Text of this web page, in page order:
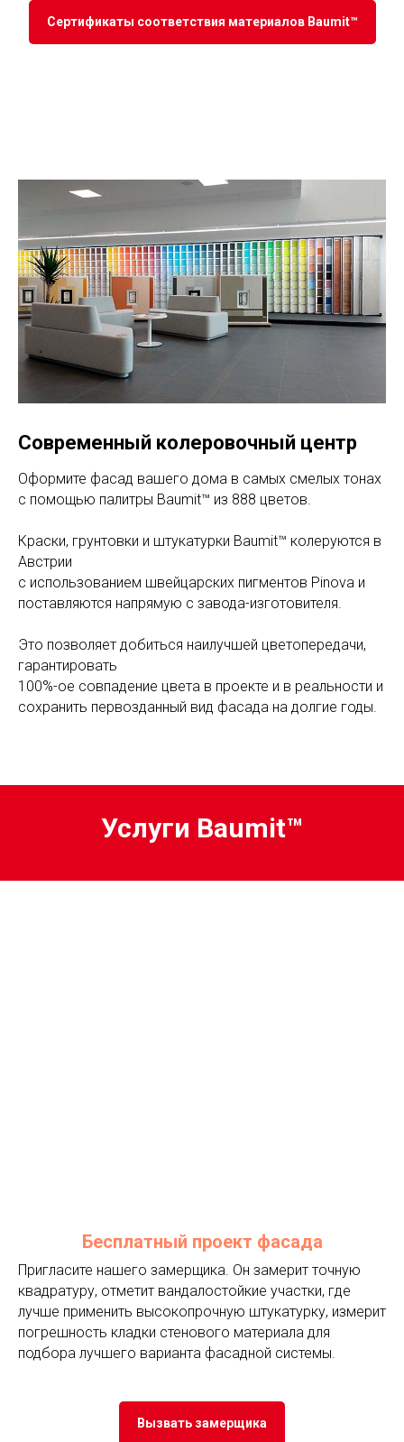
Сертификаты соответствия материалов Baumit™
Современный колеровочный центр
Оформите фасад вашего дома в самых смелых тонах
с помощью палитры Baumit™ из 888 цветов.
Краски, грунтовки и штукатурки Baumit™ колеруются в
Австрии
с использованием швейцарских пигментов Pinova и
поставляются напрямую с завода-изготовителя.
Это позволяет добиться наилучшей цветопередачи,
гарантировать
100%-ое совпадение цвета в проекте и в реальности и
сохранить первозданный вид фасада на долгие годы.
Услуги Baumit™
Бесплатный проект фасада
Пригласите нашего замерщика. Он замерит точную
квадратуру, отметит вандалостойкие участки, где
лучше применить высокопрочную штукатурку, измерит
погрешность кладки стенового материала для
подбора лучшего варианта фасадной системы.
Вызвать замерщика